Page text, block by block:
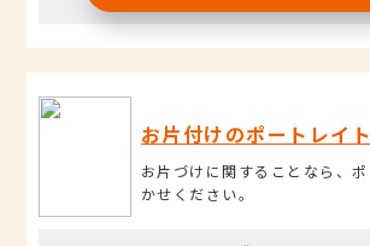
お片付けのポートレイト
お片づけに関することなら、
かせください。